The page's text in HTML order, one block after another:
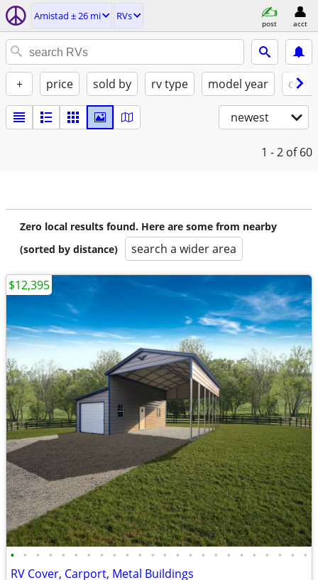
Amistad ± 26 mi RVs
post acct
+ price sold by rv type model year
newest
1 - 2 of 60
Zero local results found. Here are some from nearby
(sorted by distance)
search a wider area
• • • • • • • • • • • • • • • • • • • • • • • •
RV Cover, Carport, Metal Buildings
$12,395